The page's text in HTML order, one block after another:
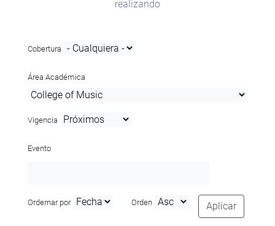
realizando
Cobertura
Área Académica
Vigencia
Evento
Ordernar por Orden Aplicar